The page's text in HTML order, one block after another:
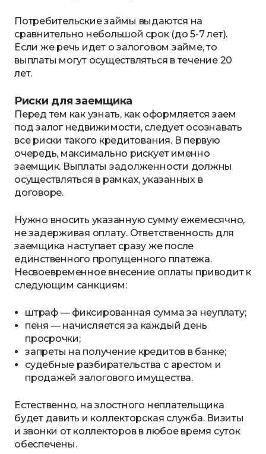
Потребительские займы выдаются на
сравнительно небольшой срок (до 5-7 лет).
Если же речь идет о залоговом займе, то
выплаты могут осуществляться в течение 20
лет.
Риски для заемщика
Перед тем как узнать, как оформляется заем
под залог недвижимости, следует осознавать
все риски такого кредитования. В первую
очередь, максимально рискует именно
заемщик. Выплаты задолженности должны
осуществляться в рамках, указанных в
договоре.
Нужно вносить указанную сумму ежемесячно,
не задерживая оплату. Ответственность для
заемщика наступает сразу же после
единственного пропущенного платежа.
Несвоевременное внесение оплаты приводит к
следующим санкциям:
штраф — фиксированная сумма за неуплату;
пеня — начисляется за каждый день
просрочки;
запреты на получение кредитов в банке;
судебные разбирательства с арестом и
продажей залогового имущества.
Естественно, на злостного неплательщика
будет давить и коллекторская служба. Визиты
и звонки от коллекторов в любое время суток
обеспечены.